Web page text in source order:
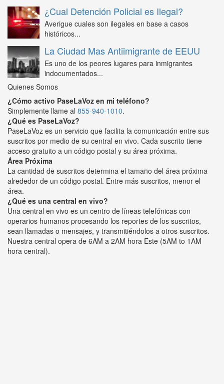
¿Cual Detención Policial es Ilegal?
Averigue cuales son ilegales en base a casos
históricos...
La Ciudad Mas Antiimigrante de EEUU
Es uno de los peores lugares para inmigrantes
indocumentados...
Quienes Somos
¿Cómo activo PaseLaVoz en mi teléfono?
Simplemente llame al 855-940-1010.
¿Qué es PaseLaVoz?
PaseLaVoz es un servicio que facilita la comunicación entre sus
suscritos por medio de su central en vivo. Cada suscrito tiene
acceso gratuito a un código postal y su área próxima.
Área Próxima
La cantidad de suscritos determina el tamaño del área próxima
alrededor de un código postal. Entre más suscritos, menor el
área.
¿Qué es una central en vivo?
Una central en vivo es un centro de líneas telefónicas con
operarios humanos procesando los reportes de los suscritos,
sean llamadas o mensajes, y transmitiéndolos a otros suscritos.
Nuestra central opera de 6AM a 2AM hora Este (5AM to 1AM
hora central).